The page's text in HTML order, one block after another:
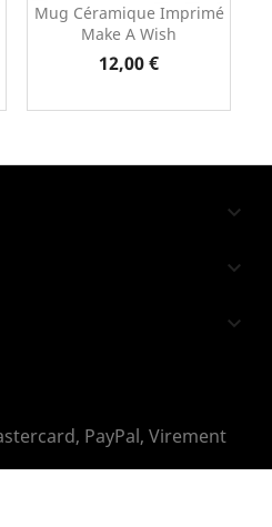
Mug Céramique Imprimé
Make A Wish
Prix
12,00 €


